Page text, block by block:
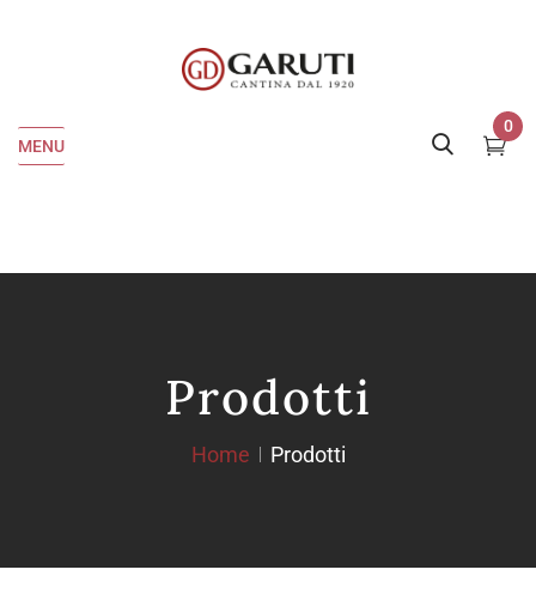
MENU
0
Prodotti
Home Prodotti